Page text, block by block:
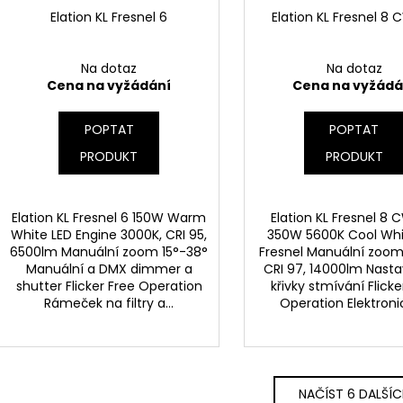
Elation KL Fresnel 6
Na dotaz
Cena na vyžádání
POPTAT
PRODUKT
Elation KL Fresnel 6 150W Warm
White LED Engine 3000K, CRI 95,
6500lm Manuální zoom 15°-38°
Manuální a DMX dimmer a
shutter Flicker Free Operation
Rámeček na filtry a...
Elation KL Fresnel 8
Na dotaz
Cena na
POPTAT
PRODUKT
Elation KL Fresnel 8
350W 5600K Cool
Fresnel Manuální zoom
CRI 97, 14000lm
křivky stmívání
Operation
NAČÍST 6